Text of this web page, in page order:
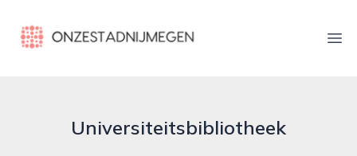
onzestadnijmegen.nl
Universiteitsbibliotheek